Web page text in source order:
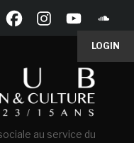
LOGIN
au service du